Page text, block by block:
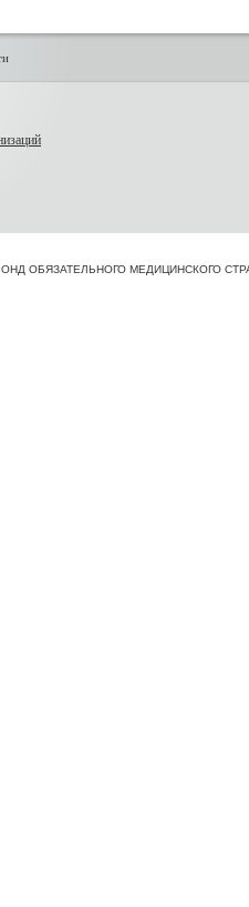
ОБЯЗАТЕЛЬНОГО МЕДИЦИНСКОГО